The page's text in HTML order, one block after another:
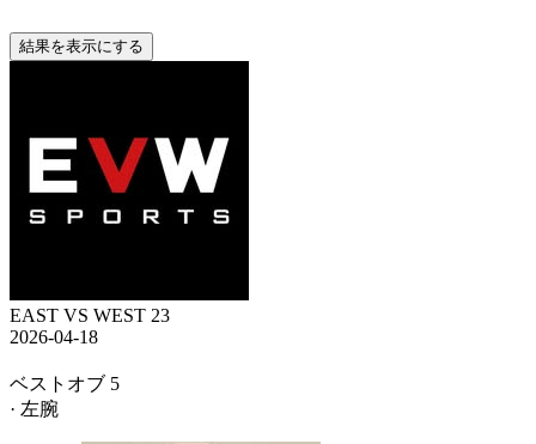
結果を表示にする
EAST VS WEST 23
2026-04-18
ベストオブ 5
· 左腕